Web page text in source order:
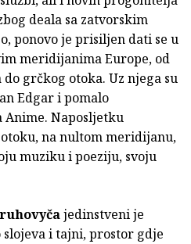
deala sa zatvorskim
ponovo je prisiljen dati se u
meridijanima Europe, od
grčkog otoka. Uz njega su
Edgar i pomalo
Naposljetku
na nultom meridijanu,
muziku i poeziju, svoju
jedinstveni je
i tajni, prostor gdje